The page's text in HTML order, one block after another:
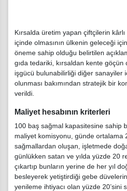
Kırsalda üretim yapan çiftçilerin
içinde olmasının ülkenin geleceği
öneme sahip olduğu belirtilen
gıda tedariki, kırsaldan kente göçün
işgücü bulunabilirliği diğer sanayiler
olunması bakımından stratejik bir
verildi.
Maliyet hesabının kriterleri
100 baş sağmal kapasitesine sahip
maliyet komisyonu, günde ortalama
sağmallardan oluşan, işletmede
günlükken satan ve yılda yüzde 20
çıkartıp bunların yerine de her yıl
besleyerek yetiştirdiği gebe
yenileme ihtiyacı olan yüzde 20’sini